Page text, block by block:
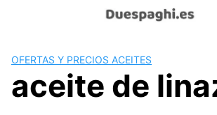
OFERTAS Y PRECIOS ACEITES
aceite de